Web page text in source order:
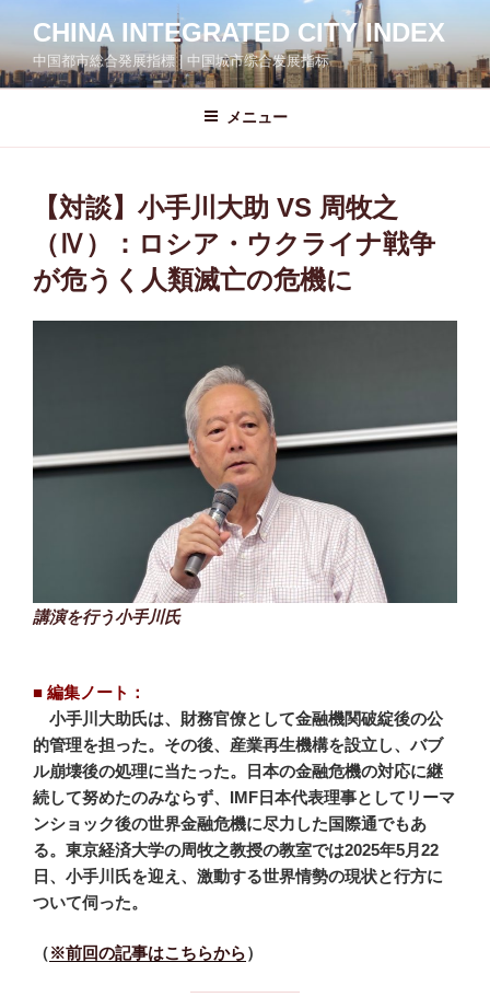
テ
ン
へ
CHINA INTEGRATED CITY INDEX
中国都市総合発展指標 | 中国城市综合发展指标
メニュー
【対談】小手川大助 VS 周牧之
（Ⅳ）：ロシア・ウクライナ戦争
が危うく人類滅亡の危機に
講演を行う小手川氏
■ 編集ノート：
小手川大助氏は、財務官僚として金融機関破綻後の公
的管理を担った。その後、産業再生機構を設立し、バブ
ル崩壊後の処理に当たった。日本の金融危機の対応に継
続して努めたのみならず、IMF日本代表理事としてリーマ
ンショック後の世界金融危機に尽力した国際通でもあ
る。東京経済大学の周牧之教授の教室では2025年5月22
日、小手川氏を迎え、激動する世界情勢の現状と行方に
ついて伺った。
（※前回の記事はこちらから）